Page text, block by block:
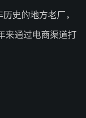
史的地方老厂，
来通过电商渠道打